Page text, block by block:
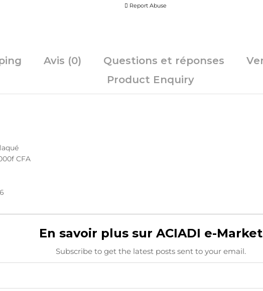
Report Abuse
Avis (0) Questions et réponses
Product Enquiry
CFA
En savoir plus sur ACIADI e-Market
Subscribe to get the latest posts sent to your email.